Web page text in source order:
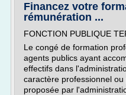
Financez votre
rémunération ...
FONCTION PUBLIQUE
Le congé de formation
agents publics ayant
effectifs dans
caractère professionnel
proposée par